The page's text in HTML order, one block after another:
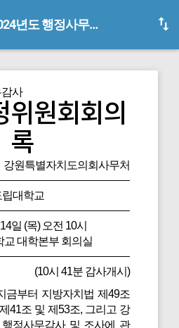
기획행정위원회 2024년도 행정사무감사 회의록(피감사기관:강원도립대학교)
사
위원회회의
록
강원특별자치도의회사무처
대학교
일 (목) 오전 10시
교 대학본부 회의실
(10시 41분 감사개시)
금부터 지방자치법 제49조
41조 및 제53조, 그리고 강
정사무감사 및 조사에 관